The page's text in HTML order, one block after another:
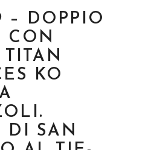
– DOPPIO
CON
KO
DI SAN